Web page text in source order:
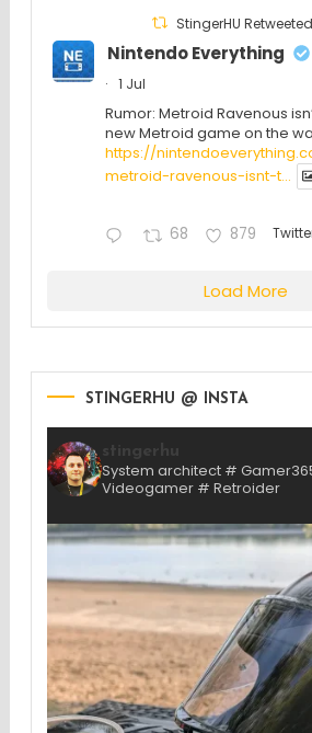
StingerHU Retweeted
Nintendo Everything
·
1 Jul
Rumor: Metroid Ravenous
new Metroid game on the
https://
metroid-ravenous-isnt-t...
68 879
Load More
STINGERHU @ INSTA
System architect #
Videogamer # Retroider